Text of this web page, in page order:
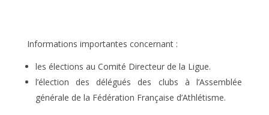
Informations importantes concernant :
les élections au Comité Directeur de la Ligue.
l’élection des délégués des clubs à l’Assemblée
générale de la Fédération Française d’Athlétisme.